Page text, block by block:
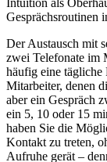
Gesprächsroutinen
Der Austausch mit
zwei Telefonate im
häufig eine tägliche
Mitarbeiter, denen
aber ein Gespräch
ein 5, 10 oder 15
haben Sie die
Kontakt zu treten,
Aufruhe gerät –